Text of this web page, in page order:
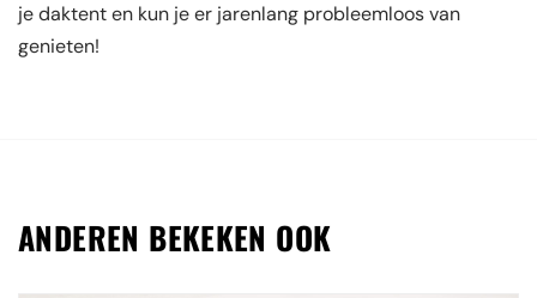
je daktent en kun je er jarenlang probleemloos van
genieten!
ANDEREN BEKEKEN OOK